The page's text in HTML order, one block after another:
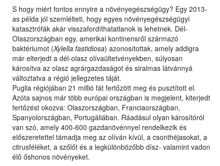
S hogy miért fontos ennyire a növényegészségügy? Egy 2013-
as példa jól szemlélteti, hogy egyes növényegészségügyi
katasztrófák akár visszafordíthatatlanok is lehetnek. Dél-
Olaszországban egy, amerikai kontinensről származó
baktériumot (Xylella fastidiosa) azonosítottak, amely addigra
már elterjedt a dél-olasz olívaültetvényekben, súlyosan
károsítva az olasz agrárgazdaságot és siralmas látvánnyá
változtatva a régió jellegzetes táját.
Puglia régiójában 21 millió fát fertőzött meg és pusztított el.
Azóta sajnos már több európai országban is megjelent, kiterjedt
fertőzést okozva: Olaszországban, Franciaországban,
Spanyolországban, Portugáliában. Ráadásul olyan károsítóról
van szó, amely 400-600 gazdanövénnyel rendelkezik és
előszeretettel támadja meg az olíván kívül, a csonthéjasokat, a
citrusféléket, a szőlőt és a legkülönbözőbb dísz- valamint vadon
élő őshonos növényeket.